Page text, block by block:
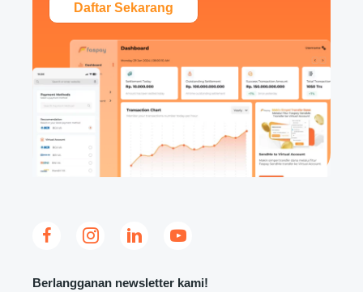
Daftar Sekarang
Berlangganan newsletter kami!